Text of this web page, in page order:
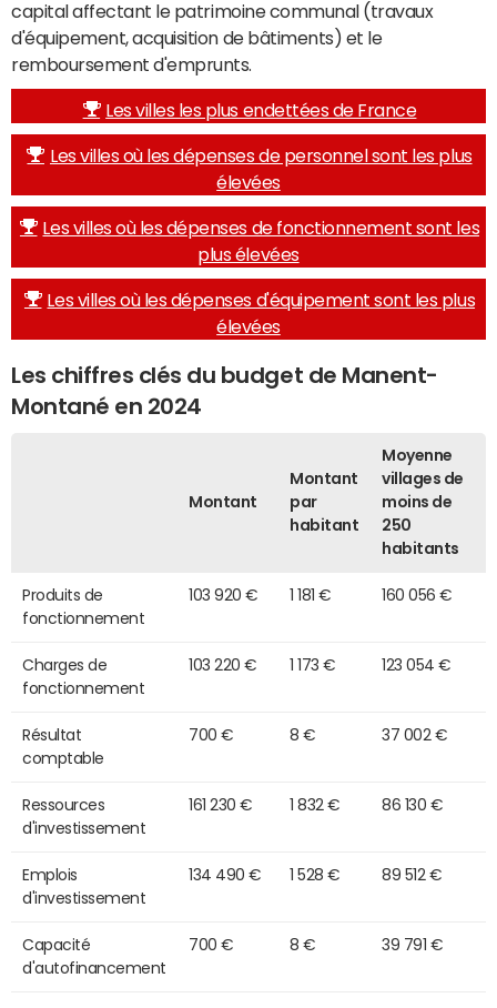
capital affectant le patrimoine communal (travaux
d'équipement, acquisition de bâtiments) et le
remboursement d'emprunts.
Les villes les plus endettées de France
Les villes où les dépenses de personnel sont les plus
élevées
Les villes où les dépenses de fonctionnement sont les
plus élevées
Les villes où les dépenses d'équipement sont les plus
élevées
Les chiffres clés du budget de Manent-
Montané en 2024
Montant
Montant
par
habitant
Moyenne
villages de
moins de
250
habitants
Produits de
fonctionnement
103 920 € 1 181 € 160 056 €
Charges de
fonctionnement
103 220 € 1 173 € 123 054 €
Résultat
comptable
700 € 8 € 37 002 €
Ressources
d'investissement
161 230 € 1 832 € 86 130 €
Emplois
d'investissement
134 490 € 1 528 € 89 512 €
Capacité
d'autofinancement
700 € 8 € 39 791 €